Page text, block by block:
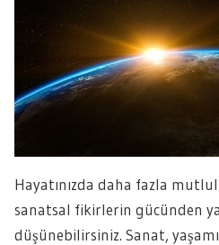
Hayatınızda daha fazla
sanatsal fikirlerin gücünden
düşünebilirsiniz. Sanat,